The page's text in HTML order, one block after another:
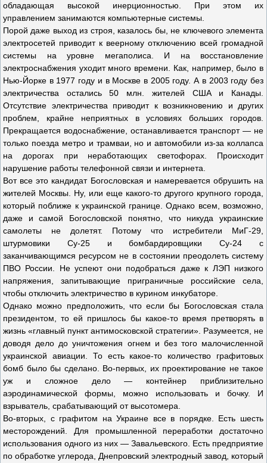
обладающая высокой инерционностью. При этом их
управлением занимаются компьютерные системы.
Порой даже выход из строя, казалось бы, не ключевого элемента
электросетей приводит к веерному отключению всей громадной
системы на уровне мегаполиса. И на восстановление
электроснабжения уходит много времени. Как, например, было в
Нью-Йорке в 1977 году и в Москве в 2005 году. А в 2003 году без
электричества остались 50 млн. жителей США и Канады.
Отсутствие электричества приводит к возникновению и других
проблем, крайне неприятных в условиях больших городов.
Прекращается водоснабжение, останавливается транспорт — не
только поезда метро и трамваи, но и автомобили из-за коллапса
на дорогах при неработающих светофорах. Происходит
нарушение работы телефонной связи и интернета.
Вот все это кандидат Богословская и намеревается обрушить на
жителей Москвы. Ну, или еще какого-то другого крупного города,
который поближе к украинской границе. Однако всем, возможно,
даже и самой Богословской понятно, что никуда украинские
самолеты не долетят. Потому что истребители МиГ-29,
штурмовики Су-25 и бомбардировщики Су-24 с
заканчивающимся ресурсом не в состоянии преодолеть систему
ПВО России. Не успеют они подобраться даже к ЛЭП низкого
напряжения, запитывающие приграничные российские села,
чтобы отключить электричество в курином инкубаторе.
Однако можно предположить, что если бы Богословская стала
президентом, то ей пришлось бы какое-то время претворять в
жизнь «главный пункт антимосковской стратегии». Разумеется, не
доводя дело до уничтожения огнем и без того малочисленной
украинской авиации. То есть какое-то количество графитовых
бомб было бы сделано. Во-первых, их проектирование не такое
уж и сложное дело — контейнер приблизительно
аэродинамической формы, можно использовать и бочку. И
взрыватель, срабатывающий от высотомера.
Во-вторых, с графитом на Украине все в порядке. Есть шесть
месторождений. Для промышленной переработки достаточно
использования одного из них — Завальевского. Есть предприятие
по обработке углерода, Днепровский электродный завод, который